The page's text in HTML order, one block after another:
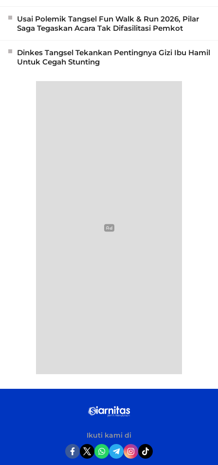
Usai Polemik Tangsel Fun Walk & Run 2026, Pilar
Saga Tegaskan Acara Tak Difasilitasi Pemkot
Dinkes Tangsel Tekankan Pentingnya Gizi Ibu Hamil
Untuk Cegah Stunting
Ikuti kami di